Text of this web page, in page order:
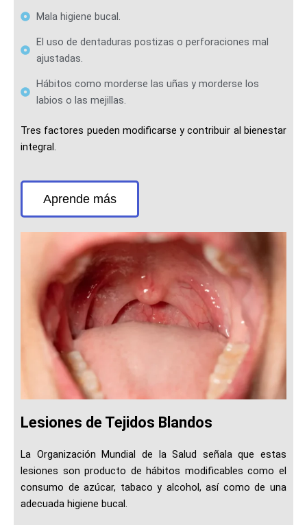
Mala higiene bucal.
El uso de dentaduras postizas o perforaciones mal
ajustadas.
Hábitos como morderse las uñas y morderse los
labios o las mejillas.
Tres factores pueden modificarse y contribuir al bienestar
integral.
Aprende más
Lesiones de Tejidos Blandos
La Organización Mundial de la Salud señala que estas
lesiones son producto de hábitos modificables como el
consumo de azúcar, tabaco y alcohol, así como de una
adecuada higiene bucal.